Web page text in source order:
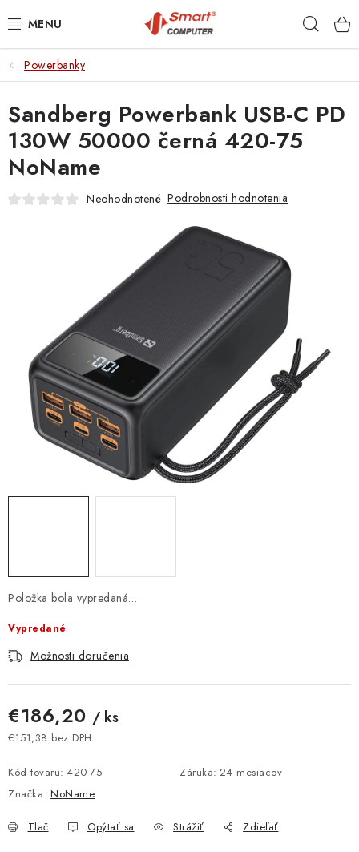
na
NOTEBOOKY
MOBILNÉ ZARIADENIA
PC A KOMPONENTY
PERIFÉRIE
ELEKTRONIKA
DOMÁCNOSŤ
: DOBRÁ CENA
: PREDAJŇA ZV
: OBĽÚBENÉ PRODUKTY
Obchodné podmienky
Moja objednávka
Odstúpenie od zmluvy
Formuláre na stiahnutie
Powerbanky
Položka bola vypredaná…
Vypredané
Možnosti doručenia
€186,20 / ks
€151,38 bez DPH
Kód tovaru: 420-75 Záruka: 24 mesiacov
Značka: NoName
Tlač Opýtať sa Strážiť Zdieľať
Sandberg Powerbank USB-C PD
130W 50000 černá 420-75
NoName
Neohodnotené Podrobnosti hodnotenia